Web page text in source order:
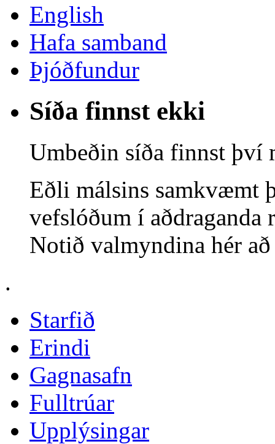
English
Hafa samband
Þjóðfundur
Síða finnst ekki
Umbeðin síða finnst því
Eðli málsins samkvæmt
vefslóðum í aðdraganda
Notið valmyndina hér
.
Starfið
Erindi
Gagnasafn
Fulltrúar
Upplýsingar